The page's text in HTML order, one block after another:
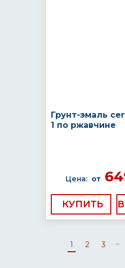
Грунт-эмаль
1 по ржавчине
Цена: от
КУПИТЬ
1 2 3 ...